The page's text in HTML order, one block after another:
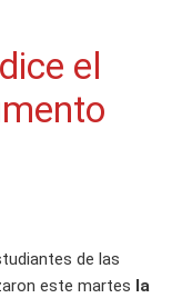
el
de las
este martes la